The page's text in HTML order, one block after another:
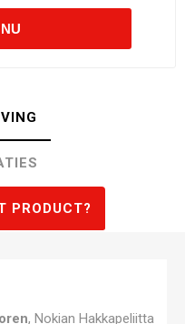
PRODUCT?
, Nokian Hakkapeliitta